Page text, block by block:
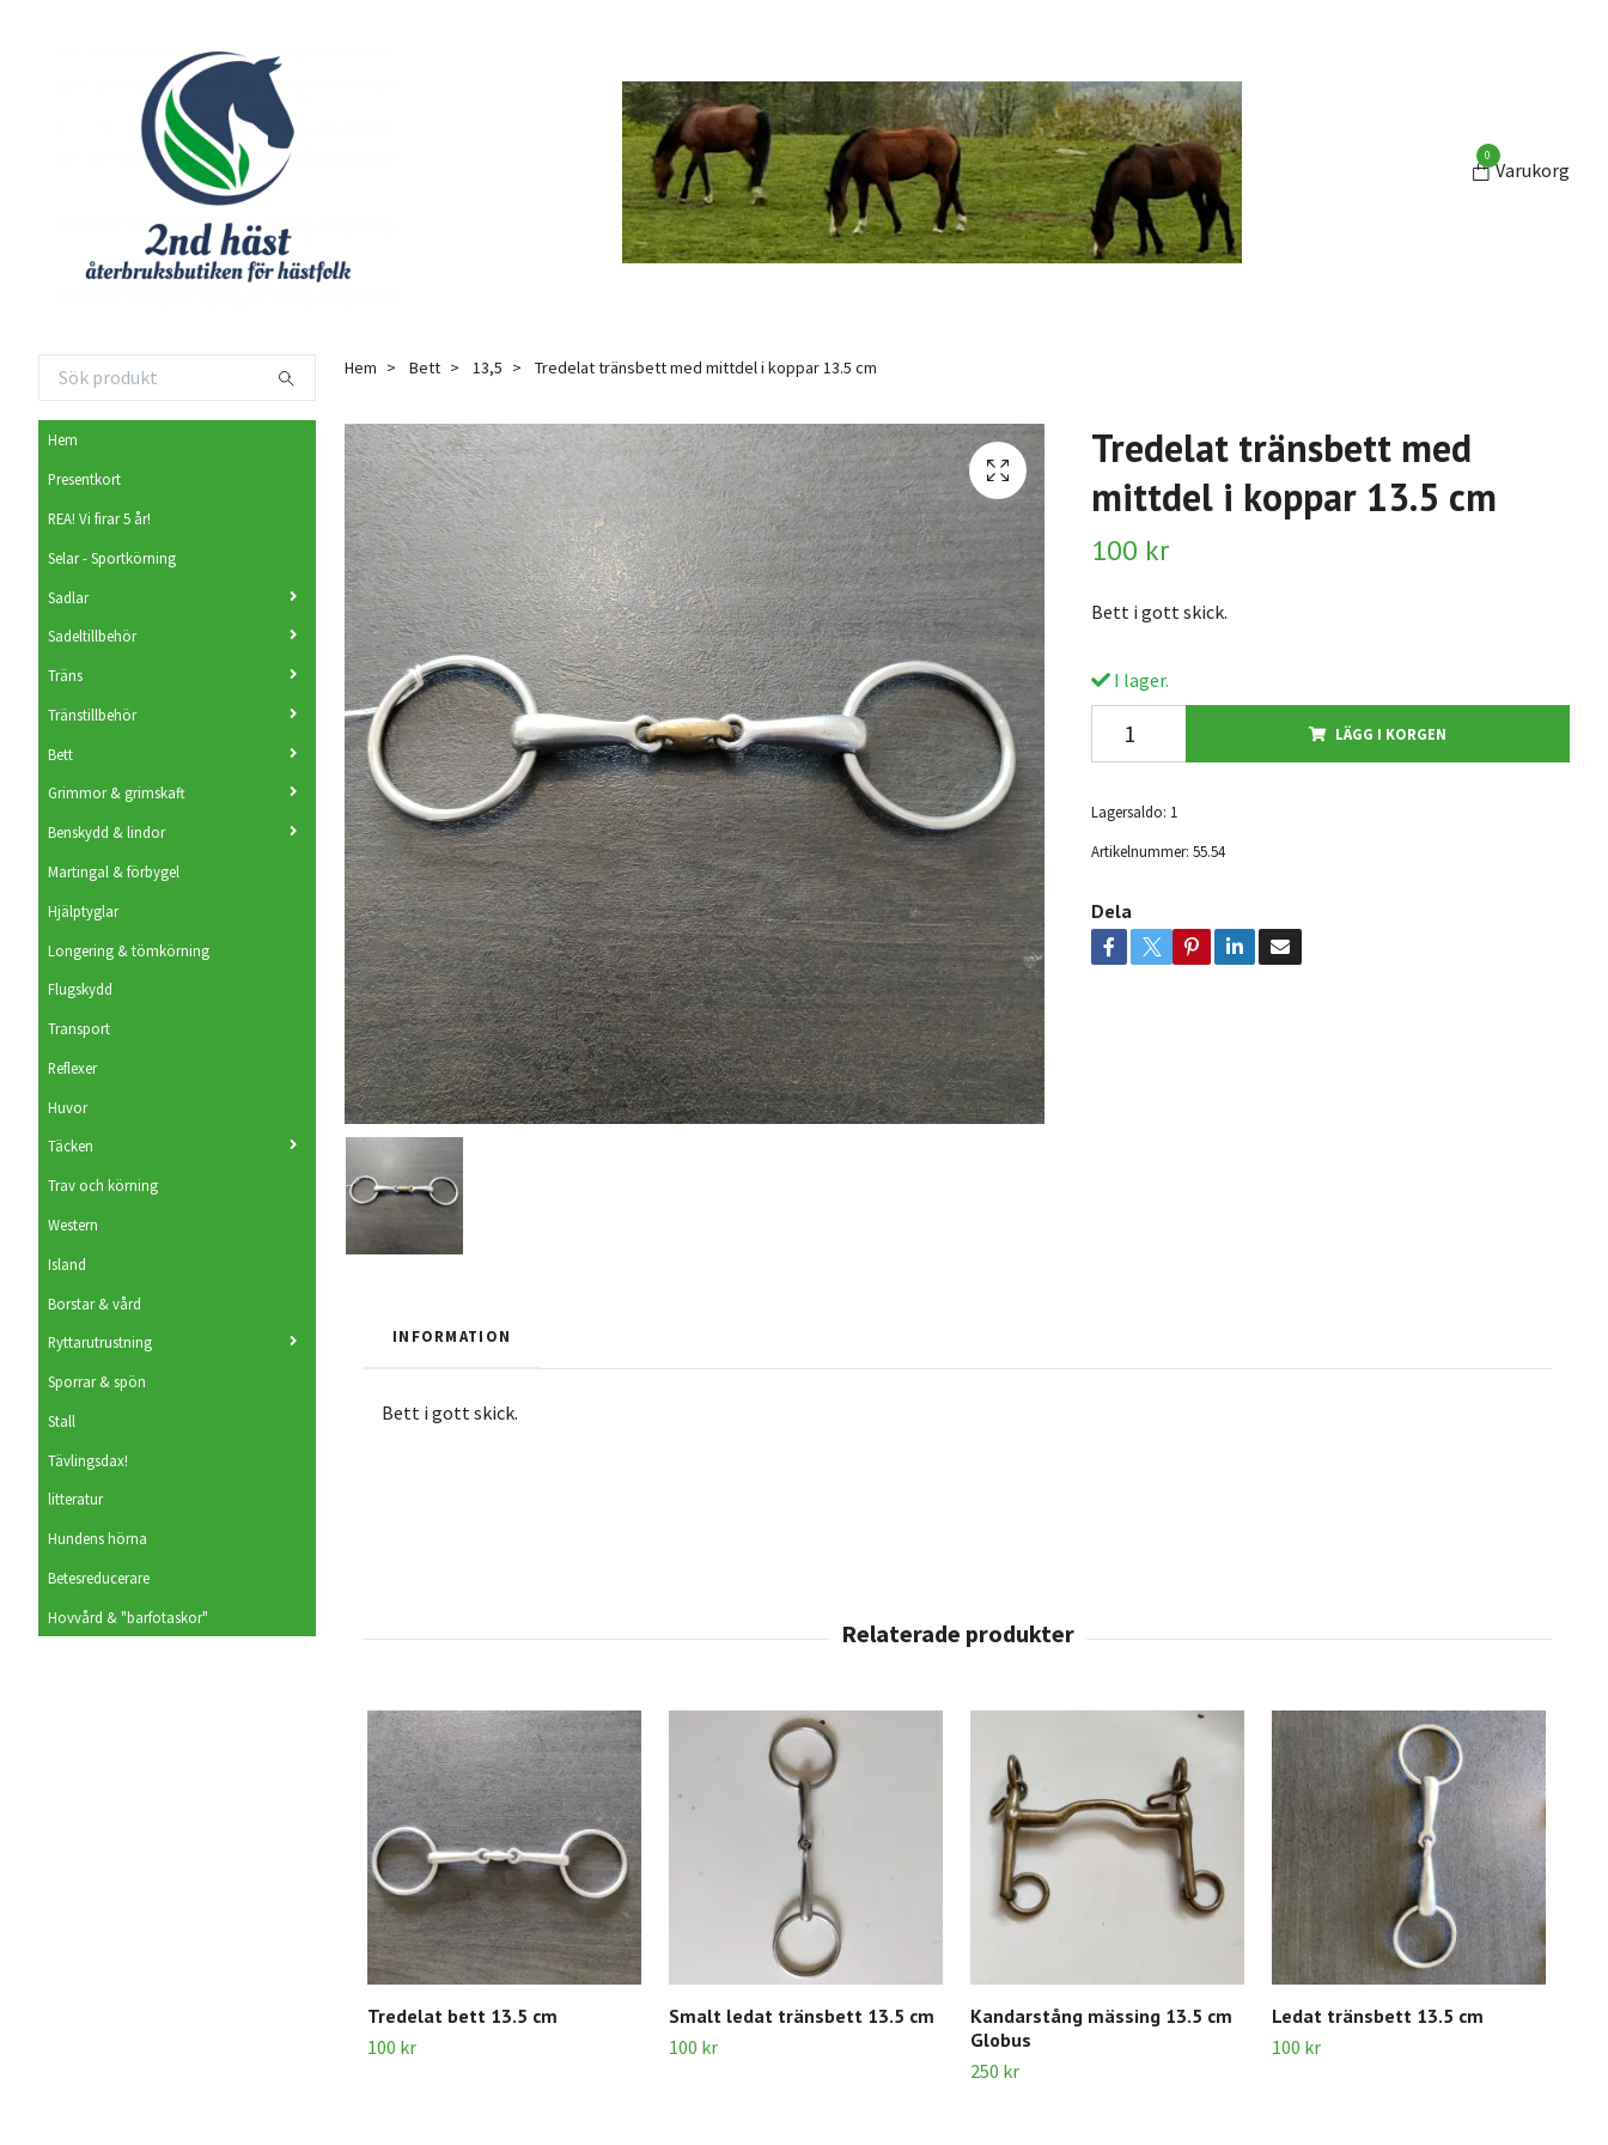
0
Varukorg
Hem
Presentkort
REA! Vi firar 5 år!
Selar - Sportkörning
Sadlar
Sadeltillbehör
Träns
Tränstillbehör
Bett
Grimmor & grimskaft
Benskydd & lindor
Martingal & förbygel
Hjälptyglar
Longering & tömkörning
Flugskydd
Transport
Reflexer
Huvor
Täcken
Trav och körning
Western
Island
Borstar & vård
Ryttarutrustning
Sporrar & spön
Stall
Tävlingsdax!
litteratur
Hundens hörna
Betesreducerare
Hovvård & "barfotaskor"
Hem Bett 13,5 Tredelat tränsbett med mittdel i koppar 13.5 cm
Tredelat tränsbett med
mittdel i koppar 13.5 cm
100 kr
Bett i gott skick.
I lager.
LÄGG I KORGEN
Lagersaldo: 1
Artikelnummer: 55.54
Dela
INFORMATION
Bett i gott skick.
Tredelat bett 13.5 cm
100 kr
Smalt ledat tränsbett 13.5 cm
100 kr
Kandarstång mässing 13.5 cm
Globus
250 kr
Ledat tränsbett 13.5 cm
100 kr